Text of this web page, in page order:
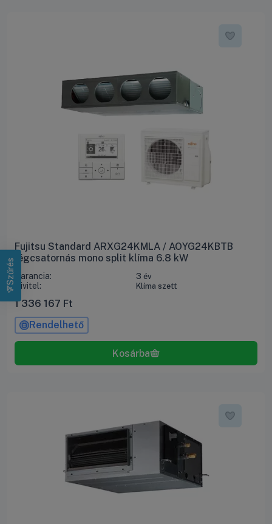
Szűrés
Fujitsu Standard ARXG24KMLA / AOYG24KBTB
légcsatornás mono split klíma 6.8 kW
Garancia: 3 év
Kivitel: Klíma szett
1 336 167 Ft
Rendelhető